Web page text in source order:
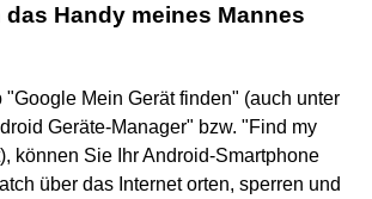
Handy meines Mannes
"Google Mein Gerät finden" (auch unter
Geräte-Manager" bzw. "Find my
können Sie Ihr Android-Smartphone
über das Internet orten, sperren und